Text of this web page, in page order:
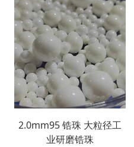
2.0mm95 锆珠 大粒径工
业研磨锆珠